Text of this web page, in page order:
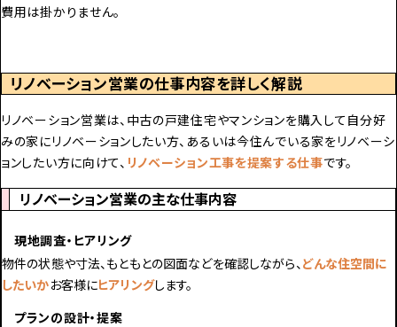
費用は掛かりません。
リノベーション営業の仕事内容を詳しく解説
リノベーション営業は、中古の戸建住宅やマンションを購入して自分好
みの家にリノベーションしたい方、あるいは今住んでいる家をリノベーシ
ョンしたい方に向けて、 リノベーション工事を提案する仕事です。
リノベーション営業の主な仕事内容
現地調査・ヒアリング
物件の状態や寸法、もともとの図面などを確認しながら、どんな住空間に
したいかお客様にヒアリングします。
プランの設計・提案